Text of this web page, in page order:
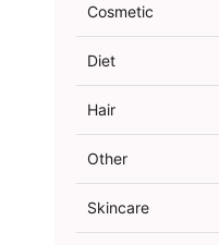
Cosmetic
Diet
Hair
Other
Skincare